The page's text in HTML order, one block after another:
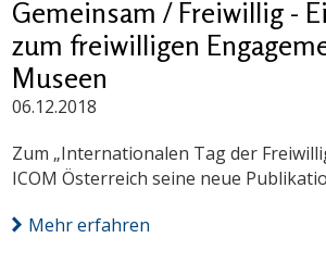
Gemeinsam / Freiwillig -
zum freiwilligen
Museen
06.12.2018
Zum „Internationalen Tag der
ICOM Österreich seine neue
Mehr erfahren